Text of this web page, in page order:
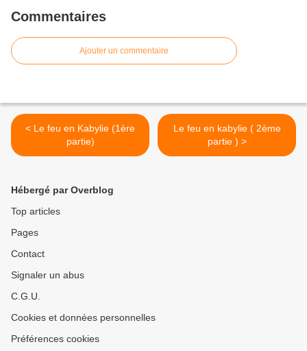
Commentaires
Ajouter un commentaire
< Le feu en Kabylie (1ère
partie)
Le feu en kabylie ( 2ème
partie ) >
Hébergé par Overblog
Top articles
Pages
Contact
Signaler un abus
C.G.U.
Cookies et données personnelles
Préférences cookies